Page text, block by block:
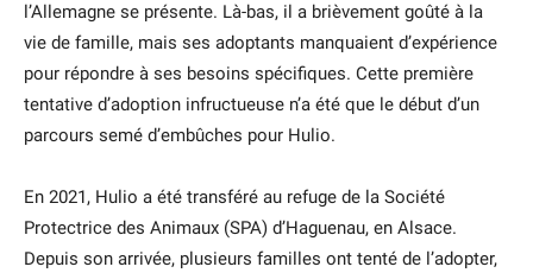
l’Allemagne se présente. Là-bas, il a brièvement goûté à la
vie de famille, mais ses adoptants manquaient d’expérience
pour répondre à ses besoins spécifiques. Cette première
tentative d’adoption infructueuse n’a été que le début d’un
parcours semé d’embûches pour Hulio.
En 2021, Hulio a été transféré au refuge de la Société
Protectrice des Animaux (SPA) d’Haguenau, en Alsace.
Depuis son arrivée, plusieurs familles ont tenté de l’adopter,